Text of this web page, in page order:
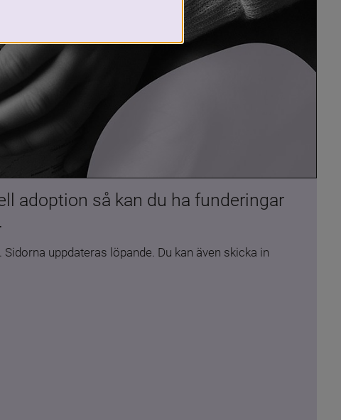
adoption så kan du ha funderingar
uppdateras löpande. Du kan även skicka in